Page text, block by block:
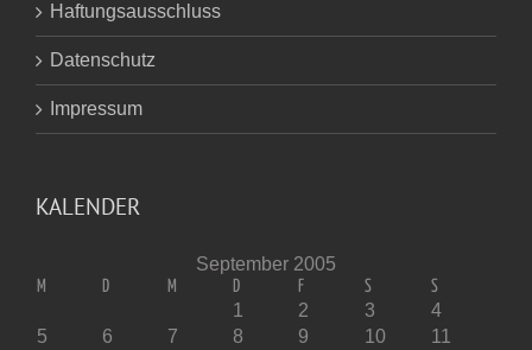
Haftungsausschluss
Datenschutz
Impressum
KALENDER
September 2005
M D M D F S S
1 2 3
4
5
6 7 8 9 10
11